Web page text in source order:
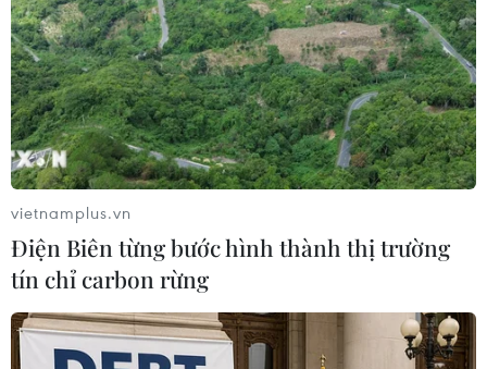
TIN LIÊN QUAN
vietnamplus.vn
Điện Biên từng bước hình thành thị trường
tín chỉ carbon rừng